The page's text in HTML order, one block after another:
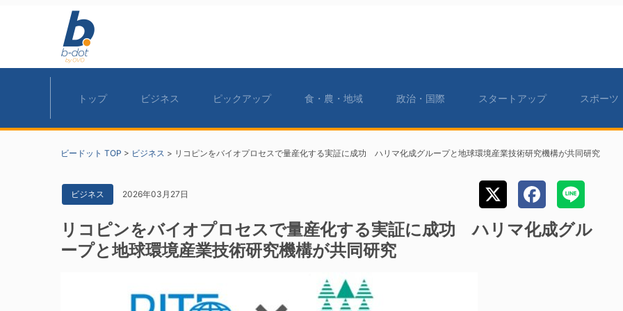
トップ ビジネス ピックアップ 食・農・地域 政治・国際 スタートアップ スポーツ
ビードット TOP > ビジネス > リコピンをバイオプロセスで量産化する実証に成功 ハリマ化成グループと地球環境産業技術研究機構が共同研究
ビジネス 2026年03月27日
リコピンをバイオプロセスで量産化する実証に成功 ハリマ化成グル
ープと地球環境産業技術研究機構が共同研究